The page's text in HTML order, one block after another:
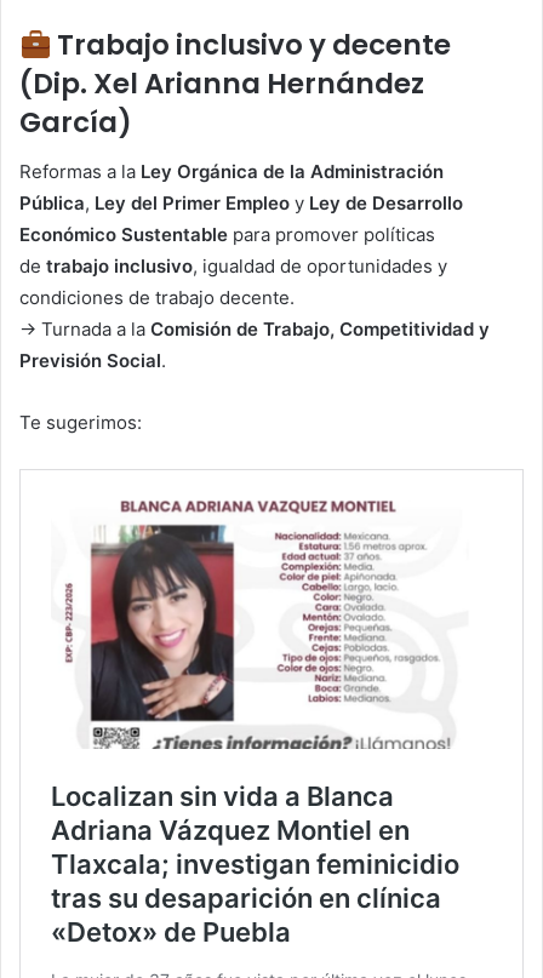
Trabajo inclusivo y decente
(Dip. Xel Arianna Hernández
García)
Reformas a la Ley Orgánica de la Administración
Pública, Ley del Primer Empleo y Ley de Desarrollo
Económico Sustentable para promover políticas
de trabajo inclusivo, igualdad de oportunidades y
condiciones de trabajo decente.
→ Turnada a la Comisión de Trabajo, Competitividad y
Previsión Social.
Te sugerimos: